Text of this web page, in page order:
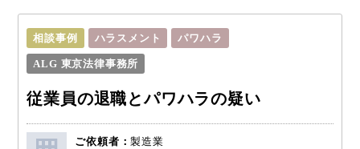
相談事例 ハラスメント パワハラ
ALG 東京法律事務所
従業員の退職とパワハラの疑い
ご依頼者：製造業